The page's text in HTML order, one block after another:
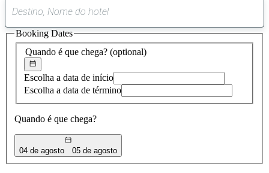
sugestão
encontrada
Quando é que chega? (optional)
Escolha a data de início
Escolha a data de término
Quando é que chega?
04 de agosto 05 de agosto
Booking Dates